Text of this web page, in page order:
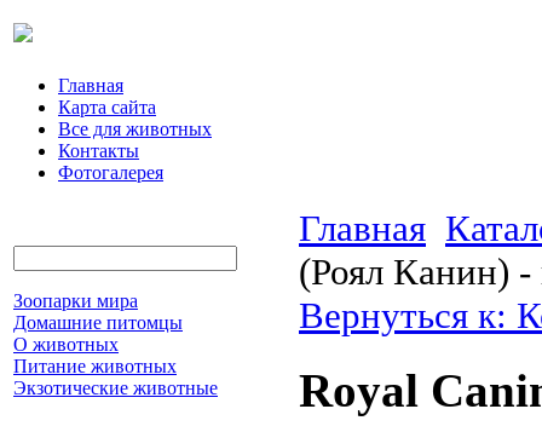
Главная
Карта сайта
Все для животных
Контакты
Фотогалерея
Зоопарки мира
Домашние питомцы
О животных
Питание животных
Экзотические животные
Главная
(Роял Канин)
Вернуться к:
Royal